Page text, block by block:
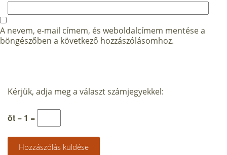
A nevem, e-mail címem, és weboldalcímem mentése a
böngészőben a következő hozzászólásomhoz.
Kérjük, adja meg a választ számjegyekkel:
öt − 1 =